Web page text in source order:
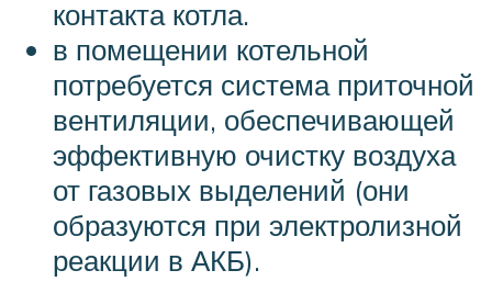
контакта котла.
в помещении котельной
потребуется система приточной
вентиляции, обеспечивающей
эффективную очистку воздуха
от газовых выделений (они
образуются при электролизной
реакции в АКБ).